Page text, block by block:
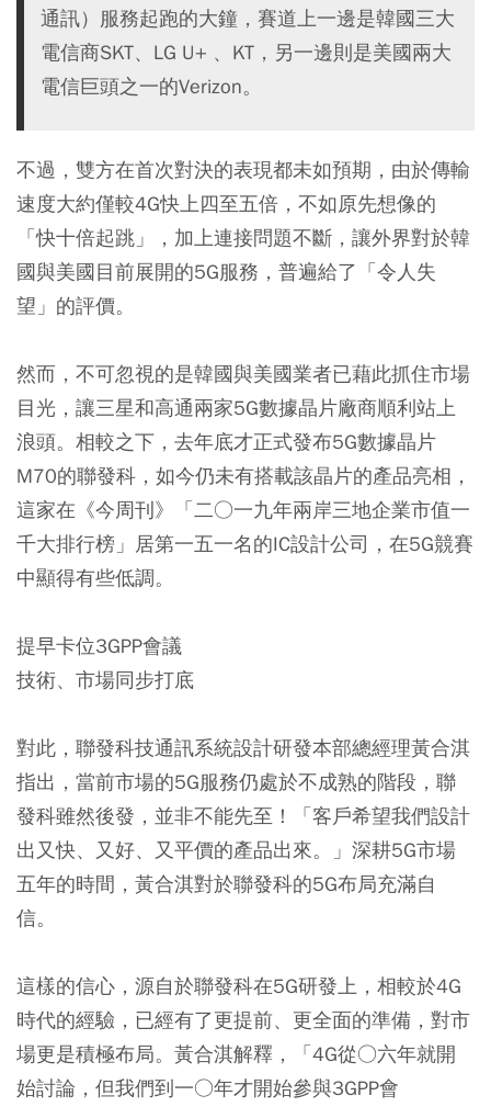
通訊）服務起跑的大鐘，賽道上一邊是韓國三大
電信商SKT、LG U+ 、KT，另一邊則是美國兩大
電信巨頭之一的Verizon。
不過，雙方在首次對決的表現都未如預期，由於傳輸
速度大約僅較4G快上四至五倍，不如原先想像的
「快十倍起跳」，加上連接問題不斷，讓外界對於韓
國與美國目前展開的5G服務，普遍給了「令人失
望」的評價。
然而，不可忽視的是韓國與美國業者已藉此抓住市場
目光，讓三星和高通兩家5G數據晶片廠商順利站上
浪頭。相較之下，去年底才正式發布5G數據晶片
M70的聯發科，如今仍未有搭載該晶片的產品亮相，
這家在《今周刊》「二○一九年兩岸三地企業市值一
千大排行榜」居第一五一名的IC設計公司，在5G競賽
中顯得有些低調。
提早卡位3GPP會議
技術、市場同步打底
對此，聯發科技通訊系統設計研發本部總經理黃合淇
指出，當前市場的5G服務仍處於不成熟的階段，聯
發科雖然後發，並非不能先至！「客戶希望我們設計
出又快、又好、又平價的產品出來。」深耕5G市場
五年的時間，黃合淇對於聯發科的5G布局充滿自
信。
這樣的信心，源自於聯發科在5G研發上，相較於4G
時代的經驗，已經有了更提前、更全面的準備，對市
場更是積極布局。黃合淇解釋，「4G從○六年就開
始討論，但我們到一○年才開始參與3GPP會